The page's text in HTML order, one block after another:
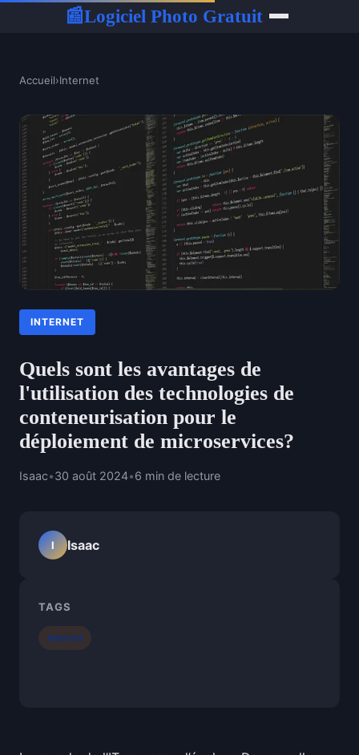
📰Logiciel Photo Gratuit
Accueil›Internet
INTERNET
Quels sont les avantages de
l'utilisation des technologies de
conteneurisation pour le
déploiement de microservices?
Isaac•30 août 2024•6 min de lecture
I Isaac
TAGS
Internet